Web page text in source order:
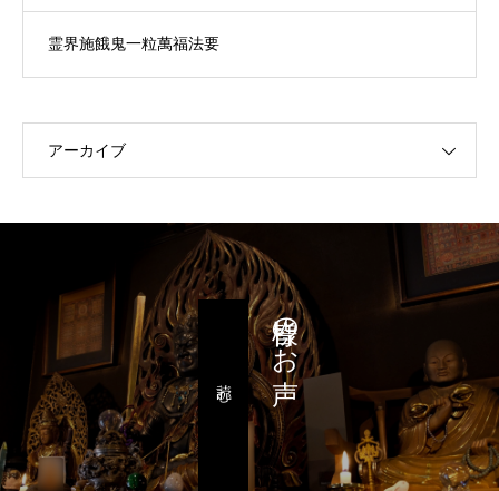
霊界施餓鬼一粒萬福法要
アーカイブ
皆様のお声
読む